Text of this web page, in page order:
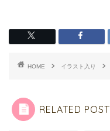
HOME イラスト入り
RELATED POST